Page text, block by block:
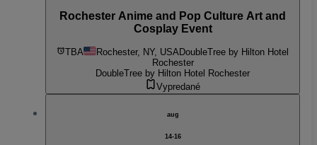
Rochester Anime and Pop Culture Art and
Cosplay Event
TBA Rochester, NY, USADoubleTree by Hilton Hotel
Rochester
DoubleTree by Hilton Hotel Rochester
Vypredané
aug
14-16